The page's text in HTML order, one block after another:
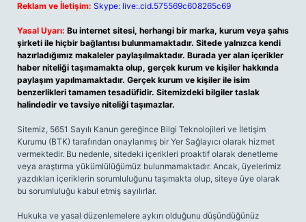
Reklam ve İletişim: Skype: live:.cid.575569c608265c69
Yasal Uyarı: Bu internet sitesi, herhangi bir marka, kurum veya şahıs
şirketi ile hiçbir bağlantısı bulunmamaktadır. Sitede yalnızca kendi
hazırladığımız makaleler paylaşılmaktadır. Burada yer alan içerikler
haber niteliği taşımamakta olup, gerçek kurum ve kişiler hakkında
paylaşım yapılmamaktadır. Gerçek kurum ve kişiler ile isim
benzerlikleri tamamen tesadüfidir. Sitemizdeki bilgiler taslak
halindedir ve tavsiye niteliği taşımazlar.
Sitemiz, 5651 Sayılı Kanun gereğince Bilgi Teknolojileri ve İletişim
Kurumu (BTK) tarafından onaylanmış bir Yer Sağlayıcı olarak hizmet
vermektedir. Bu nedenle, sitedeki içerikleri proaktif olarak denetleme
veya araştırma yükümlülüğümüz bulunmamaktadır. Ancak, üyelerimiz
yazdıkları içeriklerin sorumluluğunu taşımakta olup, siteye üye olarak
bu sorumluluğu kabul etmiş sayılırlar.
Hukuka ve yasal düzenlemelere aykırı olduğunu düşündüğünüz